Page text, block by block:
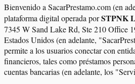
Bienvenido a SacarPrestamo.com (en
plataforma digital operada porSTPNK
7345 W Sand Lake Rd, Ste 210 Office
Estados Unidos (en adelante,
permite a los usuarios conectar con
financieros, tales como préstamos
cuentas bancarias (en adelante, los